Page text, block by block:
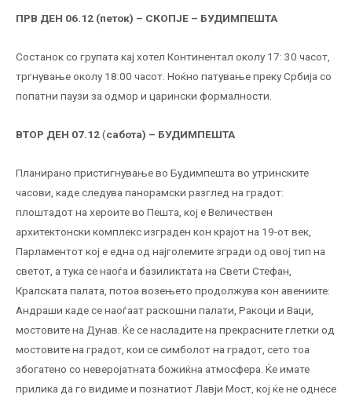
ПРВ ДЕН 06.12 (петок) – СКОПЈЕ – БУДИМПЕШТА
Состанок со групата кај хотел Континентал околу 17: 30 часот,
тргнување околу 18:00 часот. Ноќно патување преку Србија со
попатни паузи за одмор и царински формалности.
ВТОР ДЕН 07.12(сабота) – БУДИМПЕШТА
Планирано пристигнување во Будимпешта во утринските
часови, каде следува панорамски разглед на градот:
плоштадот на хероите во Пешта, кој е Величествен
архитектонски комплекс изграден кон крајот на 19-от век,
Парламентот кој е една од најголемите згради од овој тип на
светот, а тука се наоѓа и базиликтата на Свети Стефан,
Кралската палата, потоа возењето продолжува кон авениите:
Андраши каде се наоѓаат раскошни палати, Ракоци и Ваци,
мостовите на Дунав. Ќе се насладите на прекрасните глетки од
мостовите на градот, кои се симболот на градот, сето тоа
збогатено со неверојатната божиќна атмосфера. Ќе имате
прилика да го видиме и познатиот Лавји Мост, кој ќе не однесе